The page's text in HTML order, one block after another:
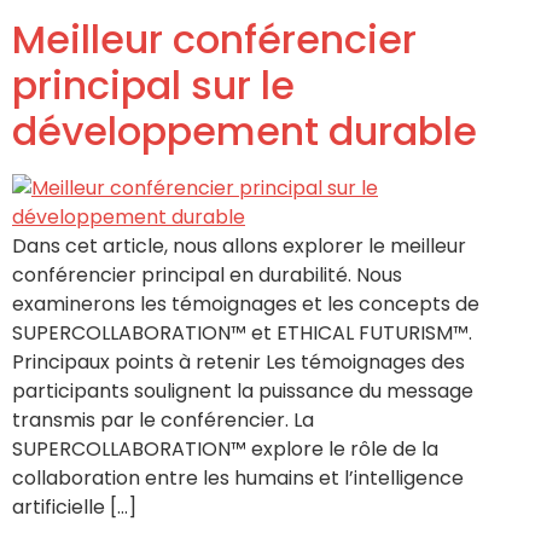
Meilleur conférencier
principal sur le
développement durable
Dans cet article, nous allons explorer le meilleur
conférencier principal en durabilité. Nous
examinerons les témoignages et les concepts de
SUPERCOLLABORATION™ et ETHICAL FUTURISM™.
Principaux points à retenir Les témoignages des
participants soulignent la puissance du message
transmis par le conférencier. La
SUPERCOLLABORATION™ explore le rôle de la
collaboration entre les humains et l’intelligence
artificielle […]